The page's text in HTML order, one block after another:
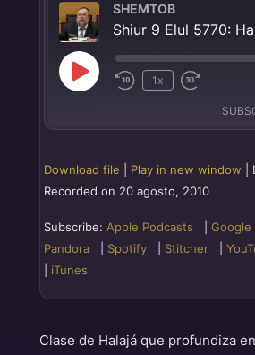
SHEMTOB
Shiur 9 Elul 5770:
Play
Episode
1x
Apple Podcasts
Pandora
Stitcher
iHeartRadio
RSS FEED
SHARE
EMBED
Download file Play in new window
Recorded on 20 agosto, 2010
Subscribe: Apple Podcasts Google
Pandora
Spotify Stitcher
iTunes
Clase de Halajá que profundiza